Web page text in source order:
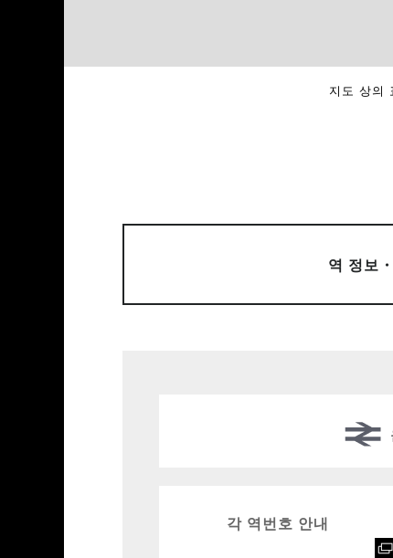
지도 상의
역 정보
각 역번호 안내